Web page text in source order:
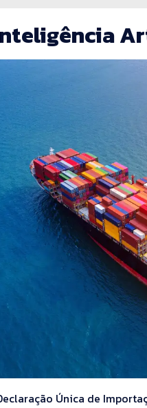
Única de